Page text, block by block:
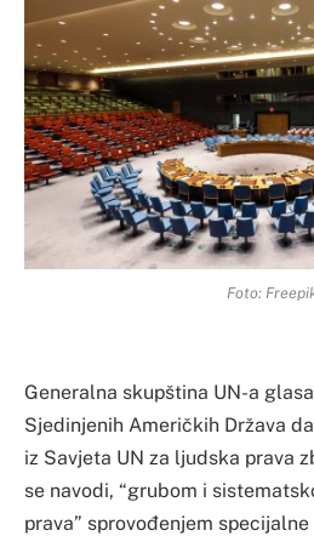
Foto:
Generalna skupština UN-a
Sjedinjenih Američkih Država
iz Savjeta UN za ljudska prava
se navodi, “grubom i
prava” sprovođenjem